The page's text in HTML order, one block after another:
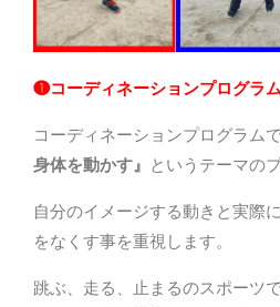
❶コーディネーションプログラ
コーディネーションプログラムで
身体を動かす』 というテーマの
自分のイメージする動きと実際
をなくす事を重視します。
跳ぶ、走る、止まるのスポーツ